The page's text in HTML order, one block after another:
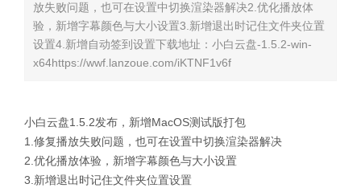
放失败问题，也可在设置中切换渲染器解决2.优化播放体
验，新增字幕颜色与大小设置3.新增退出时记住文件夹位置
设置4.新增自动签到设置下载地址：小白云盘-1.5.2-win-
x64https://wwf.lanzoue.com/iKTNF1v6f
小白云盘1.5.2发布，新增MacOS测试版打包
1.修复播放失败问题，也可在设置中切换渲染器解决
2.优化播放体验，新增字幕颜色与大小设置
3.新增退出时记住文件夹位置设置